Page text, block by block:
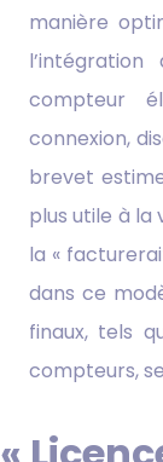
manière
compteur
connexion,
brevet
plus utile à la
la «
dans ce
finaux, tels
compteurs,